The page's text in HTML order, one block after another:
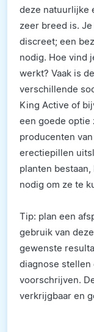
deze natuurlijke
zeer breed is.
discreet; een
nodig. Hoe vind
werkt? Vaak is
verschillende
King Active of
een goede optie
producenten
erectiepillen
planten
nodig om ze te
Tip: plan een
gebruik van
gewenste
diagnose stellen
voorschrijven.
verkrijgbaar en